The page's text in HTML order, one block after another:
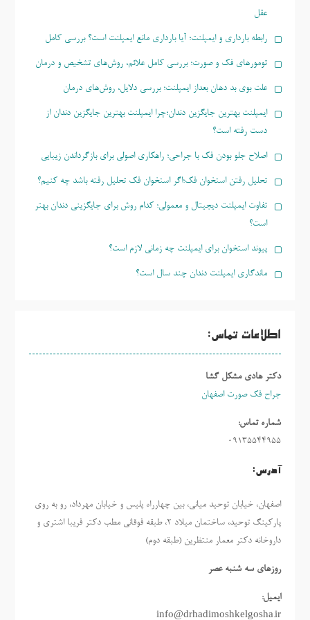
عقل
رابطه بارداری و ایمپلنت؛ آیا بارداری مانع ایمپلنت است؟ بررسی کامل
تومورهای فک و صورت؛ بررسی کامل علائم، روش‌های تشخیص و درمان
علت بوی بد دهان بعداز ایمپلنت؛ بررسی دلایل، روش‌های درمان
ایمپلنت بهترین جایگزین دندان؛چرا ایمپلنت بهترین جایگزین دندان از
دست رفته است؟
اصلاح جلو بودن فک با جراحی؛ راهکاری اصولی برای بازگرداندن زیبایی
تحلیل رفتن استخوان فک؛اگر استخوان فک تحلیل رفته باشد چه کنیم؟
تفاوت ایمپلنت دیجیتال و معمولی؛ کدام روش برای جایگزینی دندان بهتر
است؟
پیوند استخوان برای ایمپلنت چه زمانی لازم است؟
ماندگاری ایمپلنت دندان چند سال است؟
اطلاعات تماس:
دکتر هادی مشکل گشا
جراح فک صورت اصفهان
شماره تماس:
09135544955
آدرس:
اصفهان، خیابان توحید میانی، بین چهارراه پلیس و خیابان مهرداد، رو به روی
پارکینگ توحید، ساختمان میلاد ٢، طبقه فوقانی مطب دکتر فریبا اشتری و
داروخانه دکتر معمار منتظرین (طبقه دوم)
روزهاي سه شنبه عصر
ایمیل:
info@drhadimoshkelgosha.ir